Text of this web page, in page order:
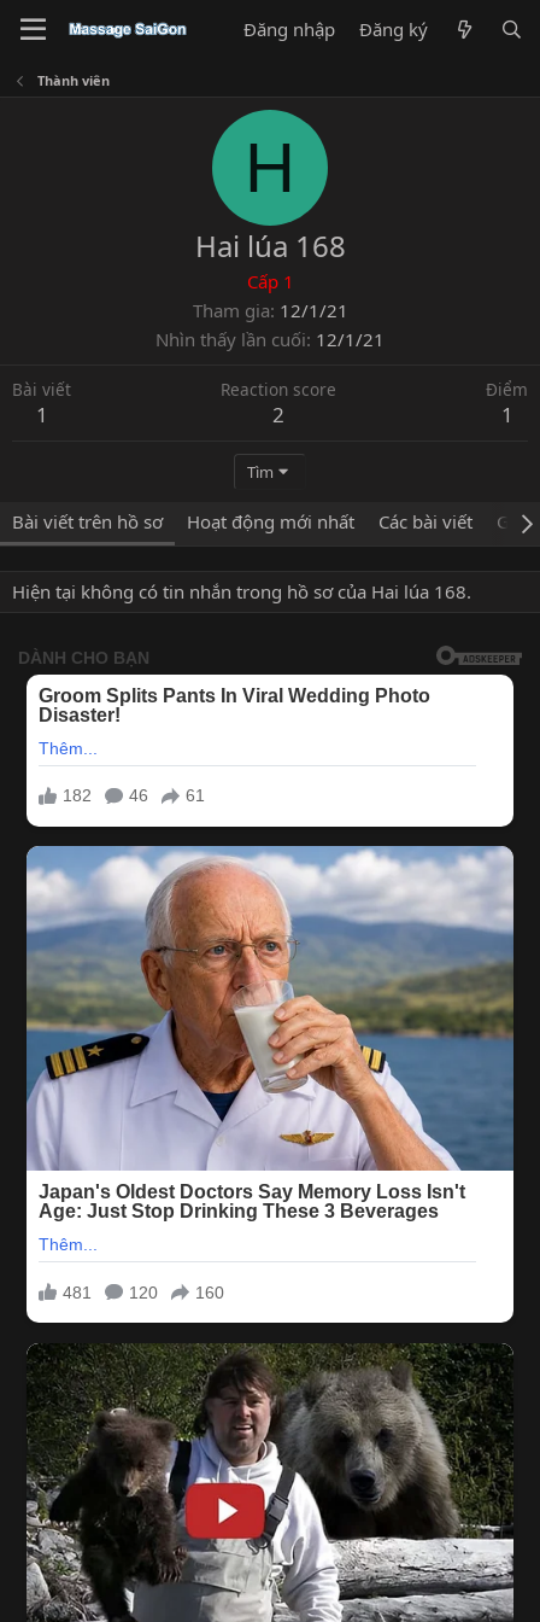
Đăng nhập Đăng ký
Thành viên
H
Hai lúa 168
Cấp 1
Tham gia 12/1/21
Nhìn thấy lần cuối 12/1/21
Bài viết
1
Reaction score
2
Điểm
1
Tìm
Bài viết trên hồ sơ Hoạt động mới nhất Các bài viết Giới
Hiện tại không có tin nhắn trong hồ sơ của Hai lúa 168.